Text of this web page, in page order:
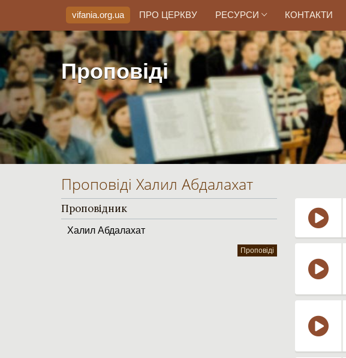
vifania.org.ua ПРО ЦЕРКВУ РЕСУРСИ КОНТАКТИ
Проповіді
Проповіді Халил Абдалахат
Проповідник
Халил Абдалахат
Проповіді